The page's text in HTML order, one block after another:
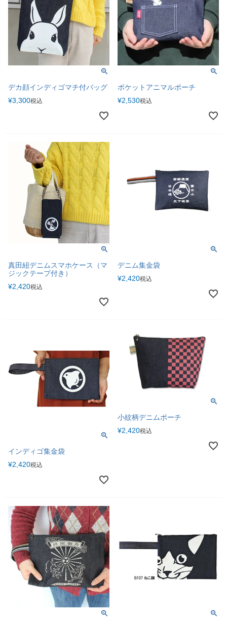
デカ顔インディゴマチ付バッグ
¥3,300税込
ポケットアニマルポーチ
¥2,530税込
真田紐デニムスマホケース（マ
ジックテープ付き）
¥2,420税込
デニム集金袋
¥2,420税込
インディゴ集金袋
¥2,420税込
小紋柄デニムポーチ
¥2,420税込